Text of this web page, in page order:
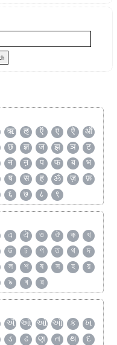
ऋ ऌ ऍ ए ऐ
ऑ
छ ज्ञ ज झ ञ
ट
न ऩ प फ ब
भ
ष स ह ॐ ज़
फ़
६ ७ ८ ९
এ ঐ ও ঔ ক
খ
ড ঢ ণ ত থ
দ
ল শ ষ স হ
য়
৯ ৰ ৱ
ઐ ઑ ઓ ઔ ક
ખ
ડ ઢ ણ ત થ
દ